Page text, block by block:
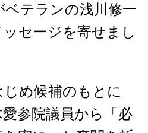
テランの浅川修一
セージを寄せまし
め候補のもとに
参院議員から「必